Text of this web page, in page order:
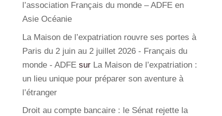
l’association Français du monde – ADFE en
Asie Océanie
La Maison de l’expatriation rouvre ses portes à
Paris du 2 juin au 2 juillet 2026 - Français du
monde - ADFEsur La Maison de l’expatriation :
un lieu unique pour préparer son aventure à
l’étranger
Droit au compte bancaire : le Sénat rejette la